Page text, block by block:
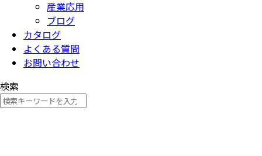
産業応用
ブログ
カタログ
よくある質問
お問い合わせ
検索